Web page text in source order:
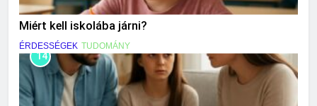
Miért kell iskolába járni?
ÉRDESSÉGEK TUDOMÁNY
14